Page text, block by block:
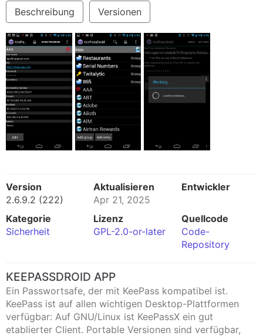
Beschreibung Versionen
Version
2.6.9.2 (222)
Aktualisieren
Apr 21, 2025
Entwickler
Kategorie
Sicherheit
Lizenz
GPL-2.0-or-later
Quellcode
Code-
Repository
KEEPASSDROID APP
Ein Passwortsafe, der mit KeePass kompatibel ist.
KeePass ist auf allen wichtigen Desktop-Plattformen
verfügbar: Auf GNU/Linux ist KeePassX ein gut
etablierter Client. Portable Versionen sind verfügbar,